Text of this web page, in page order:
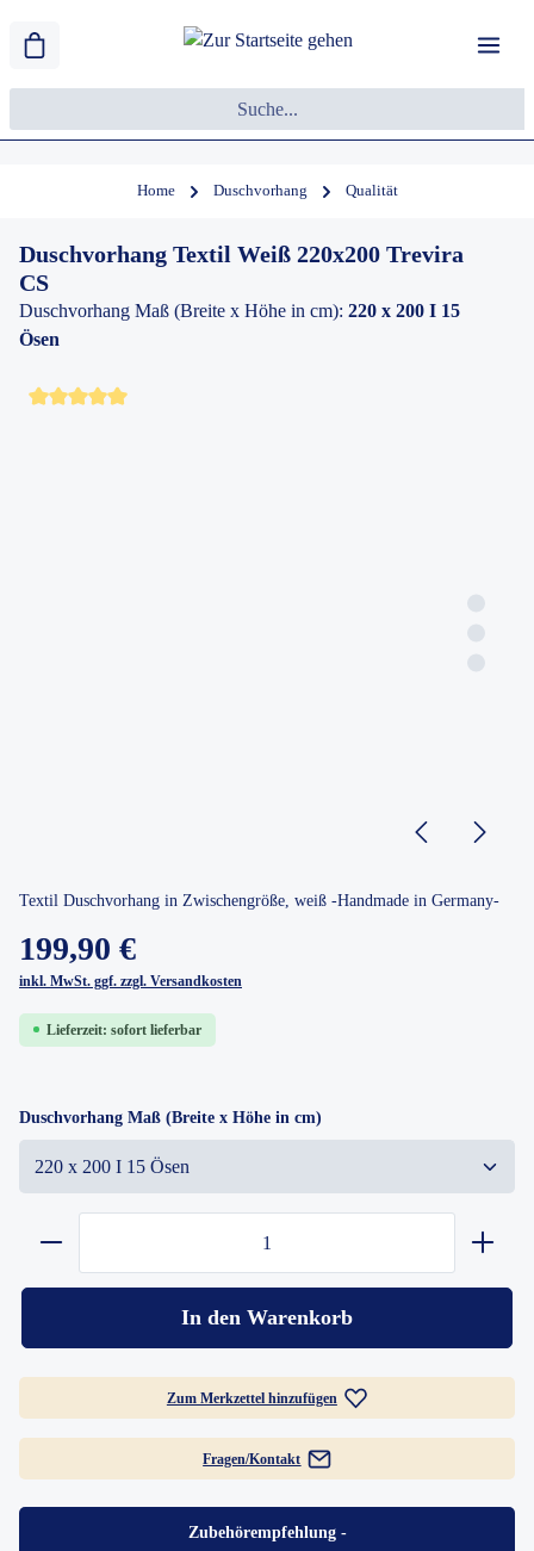
Home Duschvorhang Qualität
Duschvorhang Textil Weiß 220x200 Trevira
CS
Duschvorhang Maß (Breite x Höhe in cm): 220 x 200 I 15
Ösen
Textil Duschvorhang in Zwischengröße, weiß -Handmade in Germany-
199,90 €
inkl. MwSt. ggf. zzgl. Versandkosten
Lieferzeit: sofort lieferbar
Duschvorhang Maß (Breite x Höhe in cm)
In den Warenkorb
Zum Merkzettel hinzufügen
Fragen/Kontakt
Zubehörempfehlung -